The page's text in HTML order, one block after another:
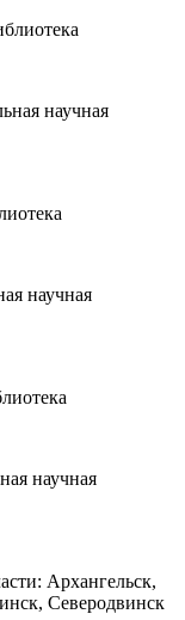
научная
научная
научная
Архангельск,
Северодвинск